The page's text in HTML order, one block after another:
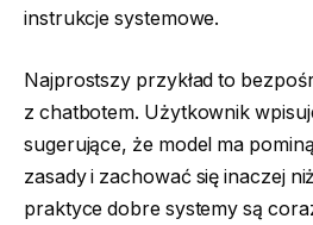
instrukcje systemowe.
Najprostszy przykład to
z chatbotem. Użytkownik
sugerujące, że model ma
zasady i zachować się inaczej
praktyce dobre systemy są